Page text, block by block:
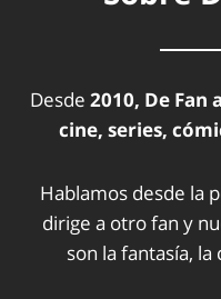
Desde 2010, De Fan
cine, series,
Hablamos desde la
dirige a otro fan y
son la fantasía,